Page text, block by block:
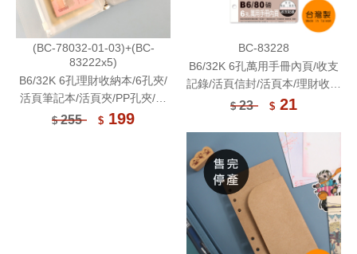
(BC-78032-01-03)+(BC-
83222x5)
B6/32K 6孔理財收納本/6孔夾/
活頁筆記本/活頁夾/PP孔夾/活
頁本/理財收納本/鈔票收納/記帳
$255 $ 199
BC-83228
B6/32K 6孔萬用手冊內頁/收支
記錄/活頁信封/活頁本/理財收納
本/記帳本/收支紀錄本
$23 $ 21